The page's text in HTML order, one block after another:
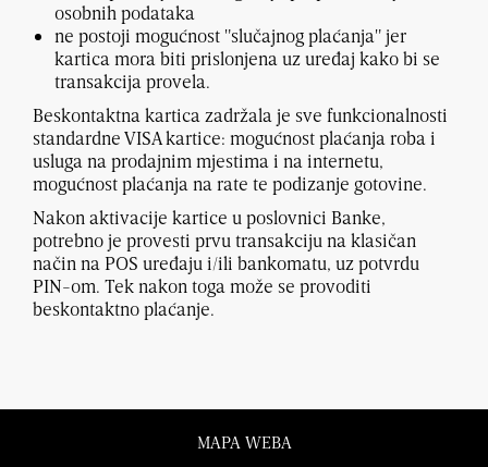
osobnih podataka
ne postoji mogućnost "slučajnog plaćanja" jer
kartica mora biti prislonjena uz uređaj kako bi se
transakcija provela.
Beskontaktna kartica zadržala je sve funkcionalnosti
standardne VISA kartice: mogućnost plaćanja roba i
usluga na prodajnim mjestima i na internetu,
mogućnost plaćanja na rate te podizanje gotovine.
Nakon aktivacije kartice u poslovnici Banke,
potrebno je provesti prvu transakciju na klasičan
način na POS uređaju i/ili bankomatu, uz potvrdu
PIN-om. Tek nakon toga može se provoditi
beskontaktno plaćanje.
MAPA WEBA